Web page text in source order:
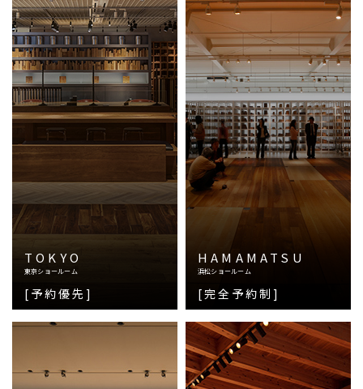
TOKYO
東京ショールーム
[予約優先]
HAMAMATSU
浜松ショールーム
[完全予約制]